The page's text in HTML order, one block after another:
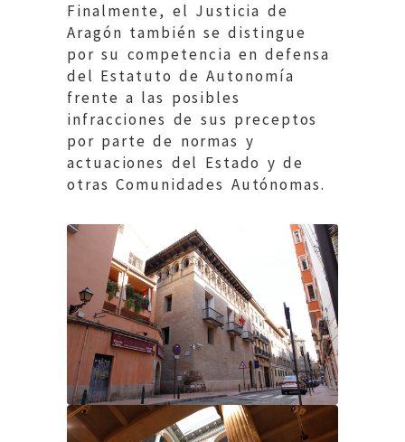
Finalmente, el Justicia de
Aragón también se distingue
por su competencia en defensa
del Estatuto de Autonomía
frente a las posibles
infracciones de sus preceptos
por parte de normas y
actuaciones del Estado y de
otras Comunidades Autónomas.